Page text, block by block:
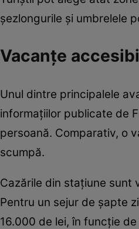
șezlongurile și umbrelele
Vacanțe
Unul dintre principalele
informațiilor publicate de
persoană. Comparativ, o
scumpă.
Cazările din stațiune sunt
Pentru un sejur de șapte
16.000 de lei, în funcție